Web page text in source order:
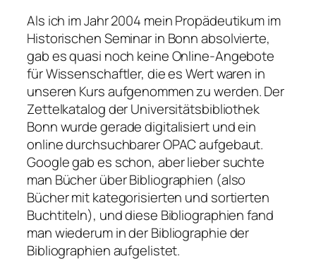
Als ich im Jahr 2004 mein Propädeutikum im
Historischen Seminar in Bonn absolvierte,
gab es quasi noch keine Online-Angebote
für Wissenschaftler, die es Wert waren in
unseren Kurs aufgenommen zu werden. Der
Zettelkatalog der Universitätsbibliothek
Bonn wurde gerade digitalisiert und ein
online durchsuchbarer OPAC aufgebaut.
Google gab es schon, aber lieber suchte
man Bücher über Bibliographien (also
Bücher mit kategorisierten und sortierten
Buchtiteln), und diese Bibliographien fand
man wiederum in der Bibliographie der
Bibliographien aufgelistet.